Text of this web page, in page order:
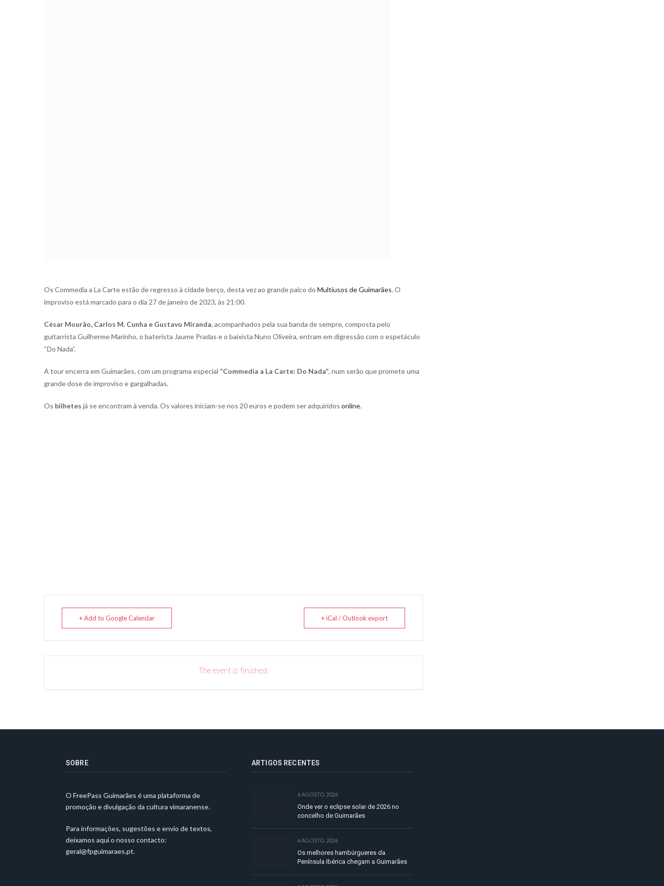
Os Commedia a La Carte estão de regresso à cidade berço, desta vez ao grande palco do Multiusos de Guimarães. O
improviso está marcado para o dia 27 de janeiro de 2023, às 21:00.
César Mourão, Carlos M. Cunha e Gustavo Miranda, acompanhados pela sua banda de sempre, composta pelo
guitarrista Guilherme Marinho, o baterista Jaume Pradas e o baixista Nuno Oliveira, entram em digressão com o espetáculo
“Do Nada”.
A tour encerra em Guimarães, com um programa especial “Commedia a La Carte: Do Nada”, num serão que promete uma
grande dose de improviso e gargalhadas.
Os bilhetes já se encontram à venda. Os valores iniciam-se nos 20 euros e podem ser adquiridos online.
+ Add to Google Calendar + iCal / Outlook export
The event is finished.
SOBRE
O FreePass Guimarães é uma plataforma de
promoção e divulgação da cultura vimaranense.
Para informações, sugestões e envio de textos,
deixamos aqui o nosso contacto:
geral@fpguimaraes.pt.
ARTIGOS RECENTES
6 AGOSTO, 2026
Onde ver o eclipse solar de 2026 no
concelho de Guimarães
6 AGOSTO, 2026
Os melhores hambúrgueres da
Península Ibérica chegam a Guimarães